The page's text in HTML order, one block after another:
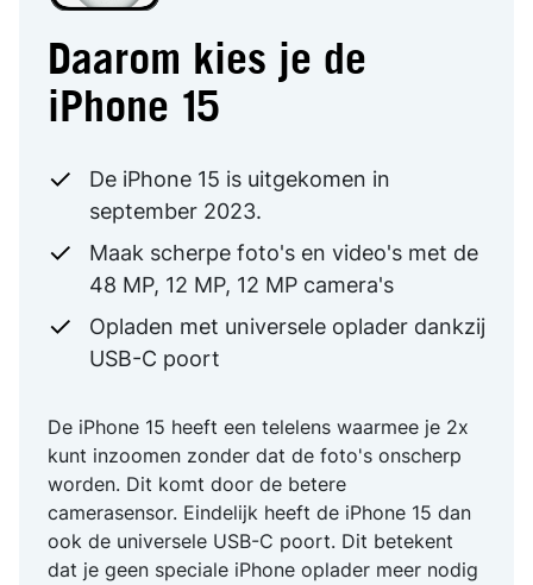
Daarom kies je de
iPhone 15
De iPhone 15 is uitgekomen in
september 2023.
Maak scherpe foto's en video's met de
48 MP, 12 MP, 12 MP camera's
Opladen met universele oplader dankzij
USB-C poort
De iPhone 15 heeft een telelens waarmee je 2x
kunt inzoomen zonder dat de foto's onscherp
worden. Dit komt door de betere
camerasensor. Eindelijk heeft de iPhone 15 dan
ook de universele USB-C poort. Dit betekent
dat je geen speciale iPhone oplader meer nodig